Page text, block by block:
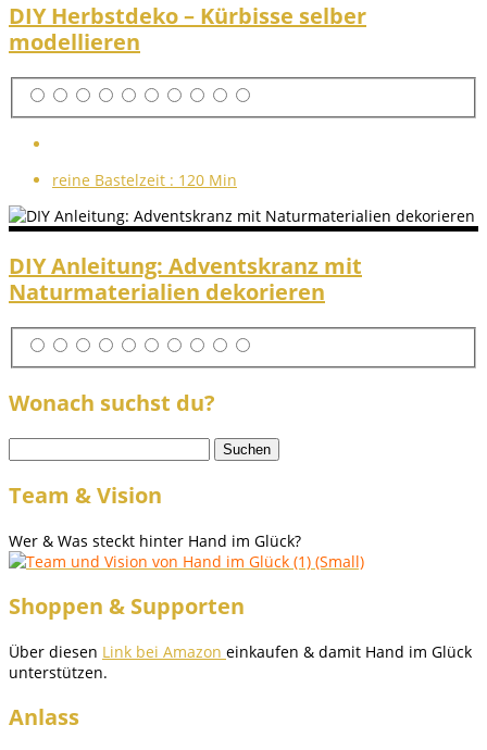
DIY Herbstdeko – Kürbisse selber
modellieren
reine Bastelzeit : 120 Min
DIY Anleitung: Adventskranz mit
Naturmaterialien dekorieren
Wonach suchst du?
nach:
Team & Vision
Wer & Was steckt hinter Hand im Glück?
Shoppen & Supporten
Über diesen Link bei Amazon einkaufen & damit Hand im Glück
unterstützen.
Anlass